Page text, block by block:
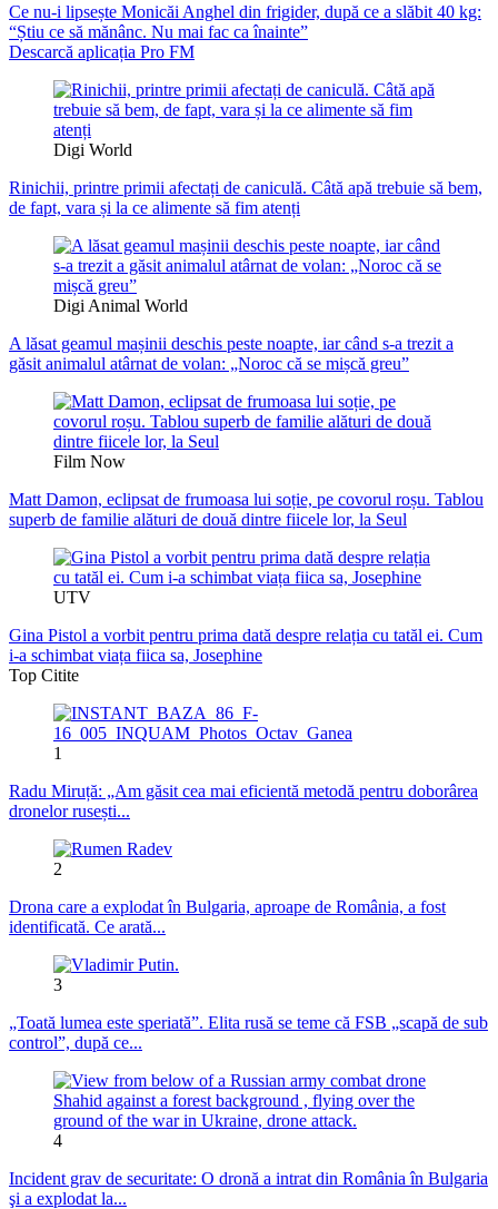
Ce nu-i lipsește Monicăi Anghel din frigider, după ce a slăbit 40 kg:
“Știu ce să mănânc. Nu mai fac ca înainte”
Descarcă aplicația Pro FM
Digi World
Rinichii, printre primii afectați de caniculă. Câtă apă trebuie să bem,
de fapt, vara și la ce alimente să fim atenți
Digi Animal World
A lăsat geamul mașinii deschis peste noapte, iar când s-a trezit a
găsit animalul atârnat de volan: „Noroc că se mișcă greu”
Film Now
Matt Damon, eclipsat de frumoasa lui soție, pe covorul roșu. Tablou
superb de familie alături de două dintre fiicele lor, la Seul
UTV
Gina Pistol a vorbit pentru prima dată despre relația cu tatăl ei. Cum
i-a schimbat viața fiica sa, Josephine
Top Citite
1
Radu Miruță: „Am găsit cea mai eficientă metodă pentru doborârea
dronelor rusești...
2
Drona care a explodat în Bulgaria, aproape de România, a fost
identificată. Ce arată...
3
„Toată lumea este speriată”. Elita rusă se teme că FSB „scapă de sub
control”, după ce...
4
Incident grav de securitate: O dronă a intrat din România în Bulgaria
şi a explodat la...